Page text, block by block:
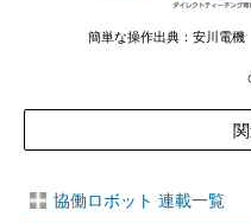
簡単な操作出典：安川電機
協働ロボット 連載一覧